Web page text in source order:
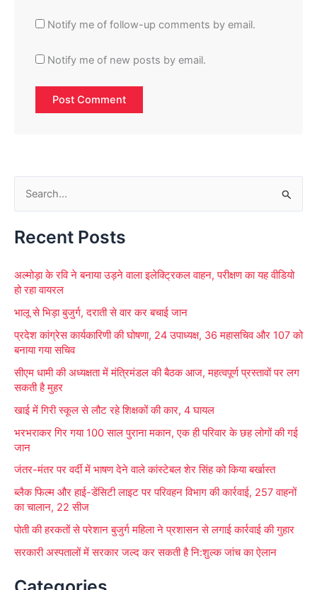
Notify me of follow-up comments by email.
Notify me of new posts by email.
a
c
o
:
Recent Posts
अल्मोड़ा के रवि ने बनाया उड़ने वाला इलेक्ट्रिकल वाहन, परीक्षण का यह वीडियो
हो रहा वायरल
भालू से भिड़ा बुजुर्ग, दराती से वार कर बचाई जान
प्रदेश कांग्रेस कार्यकारिणी की घोषणा, 24 उपाध्यक्ष, 36 महासचिव और 107 को
बनाया गया सचिव
सीएम धामी की अध्यक्षता में मंत्रिमंडल की बैठक आज, महत्वपूर्ण प्रस्तावों पर लग
सकती है मुहर
खाई में गिरी स्कूल से लौट रहे शिक्षकों की कार, 4 घायल
भरभराकर गिर गया 100 साल पुराना मकान, एक ही परिवार के छह लोगों की गई
जान
जंतर-मंतर पर वर्दी में भाषण देने वाले कांस्टेबल शेर सिंह को किया बर्खास्त
ब्लैक फिल्म और हाई-डेंसिटी लाइट पर परिवहन विभाग की कार्रवाई, 257 वाहनों
का चालान, 22 सीज
पोती की हरकतों से परेशान बुजुर्ग महिला ने प्रशासन से लगाई कार्रवाई की गुहार
सरकारी अस्पतालों में सरकार जल्द कर सकती है नि:शुल्क जांच का ऐलान